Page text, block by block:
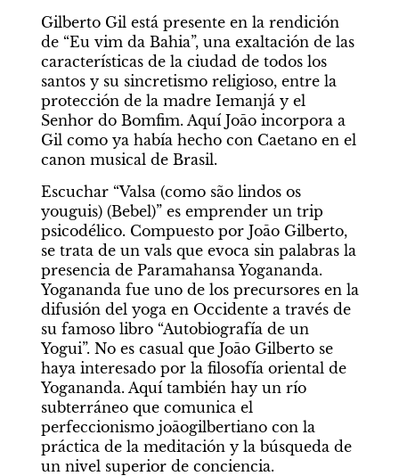
Gilberto Gil está presente en la rendición
de “Eu vim da Bahia”, una exaltación de las
características de la ciudad de todos los
santos y su sincretismo religioso, entre la
protección de la madre Iemanjá y el
Senhor do Bomfim. Aquí Joāo incorpora a
Gil como ya había hecho con Caetano en el
canon musical de Brasil.
Escuchar “Valsa (como são lindos os
youguis) (Bebel)” es emprender un trip
psicodélico. Compuesto por Joāo Gilberto,
se trata de un vals que evoca sin palabras la
presencia de Paramahansa Yogananda.
Yogananda fue uno de los precursores en la
difusión del yoga en Occidente a través de
su famoso libro “Autobiografía de un
Yogui”. No es casual que Joāo Gilberto se
haya interesado por la filosofía oriental de
Yogananda. Aquí también hay un río
subterráneo que comunica el
perfeccionismo joāogilbertiano con la
práctica de la meditación y la búsqueda de
un nivel superior de conciencia.